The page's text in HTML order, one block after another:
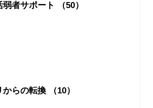
者サポート （50）
らの転換 （10）